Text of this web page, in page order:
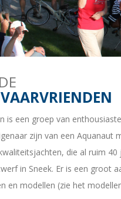
is een groep van enthousiaste
zijn van een Aquanaut
die al ruim 40
in Sneek. Er is een groot
en modellen (zie het